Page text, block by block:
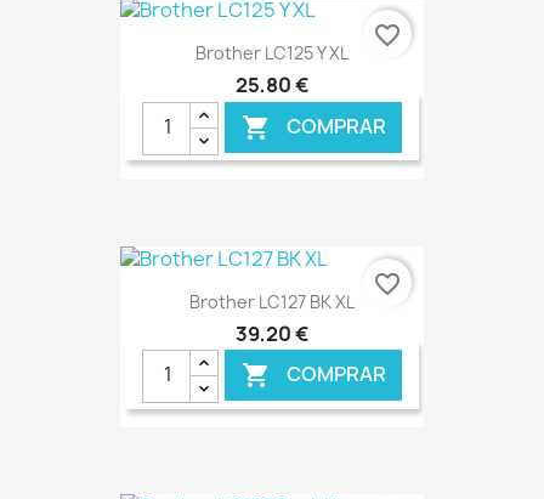
€ ONLINE
Brother LC125 Y XL
25,80 €
 COMPRAR
€ ONLINE
favorite_border
Brother LC127 BK XL
39,20 €
 COMPRAR
favorite_border